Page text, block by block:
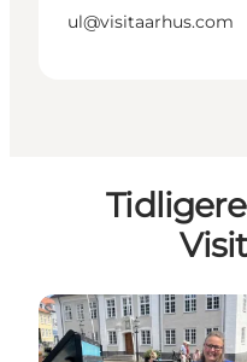
ul@visitaarhus.com